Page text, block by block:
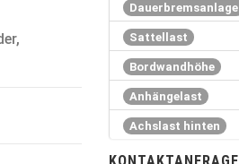
Dauerbremsanlage
Sattellast
Bordwandhöhe
Anhängelast
Achslast hinten